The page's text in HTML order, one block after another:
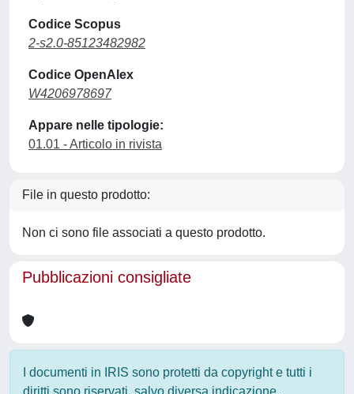
Codice Scopus
2-s2.0-85123482982
Codice OpenAlex
W4206978697
Appare nelle tipologie:
01.01 - Articolo in rivista
File in questo prodotto:
Non ci sono file associati a questo prodotto.
Pubblicazioni consigliate
I documenti in IRIS sono protetti da copyright e tutti i
diritti sono riservati, salvo diversa indicazione.